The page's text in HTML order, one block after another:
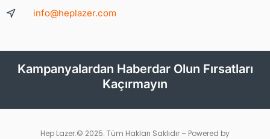
info@heplazer.com
Kampanyalardan Haberdar Olun Fırsatları
Kaçırmayın
Hep Lazer.© 2025. Tüm Hakları Saklıdır – Powered by